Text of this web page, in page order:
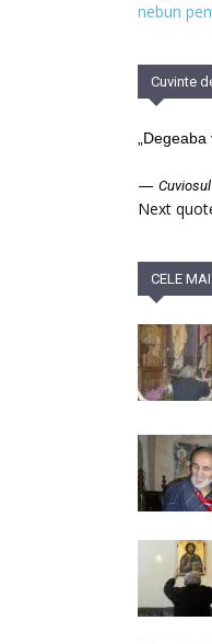
nebun
Cuvinte
—
Next
CELE